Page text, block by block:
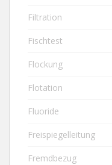
Filtration
Fischtest
Flockung
Flotation
Fluoride
Freispiegelleitung
Fremdbezug